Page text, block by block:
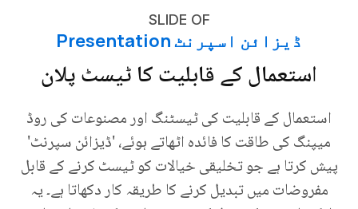
SLIDE OF
ڈیزائن اسپرنٹ Presentation
استعمال کے قابلیت کا ٹیسٹ پلان
استعمال کے قابلیت کی ٹیسٹنگ اور مصنوعات کی روڈ
میپنگ کی طاقت کا فائدہ اٹھاتے ہوئے، 'ڈیزائن سپرنٹ'
پیش کرتا ہے جو تخلیقی خیالات کو ٹیسٹ کرنے کے قابل
مفروضات میں تبدیل کرنے کا طریقہ کار دکھاتا ہے۔ یہ